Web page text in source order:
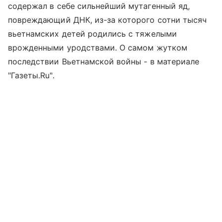
содержал в себе сильнейший мутагенный яд,
повреждающий ДНК, из-за которого сотни тысяч
вьетнамских детей родились с тяжелыми
врожденными уродствами. О самом жутком
последствии Вьетнамской войны - в материале
"Газеты.Ru".